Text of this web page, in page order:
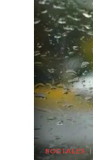
SOCIALES